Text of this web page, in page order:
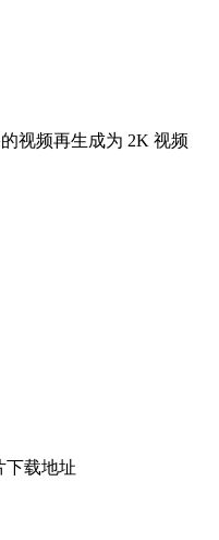
视频再生成为 2K 视频
下载地址